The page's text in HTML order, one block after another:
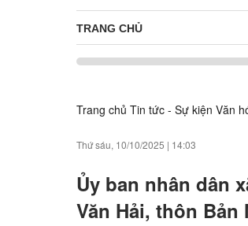
TRANG CHỦ
Trang chủ Tin tức - Sự kiện Văn
Thứ sáu, 10/10/2025 | 14:03
Ủy ban nhân dân
Văn Hải, thôn